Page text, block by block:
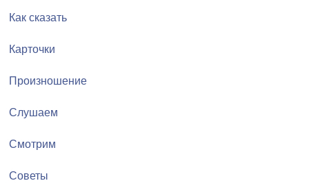
Как сказать
Карточки
Произношение
Слушаем
Смотрим
Советы